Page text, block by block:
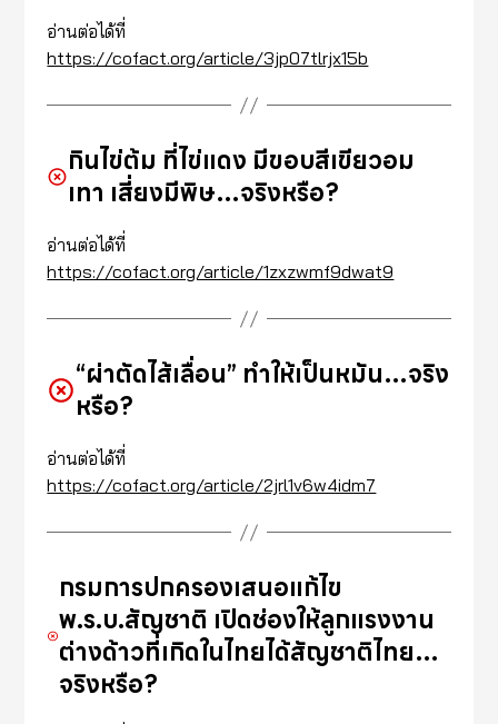
อ่านต่อได้ที่
https://cofact.org/article/3jp07tlrjx15b
กินไข่ต้ม ที่ไข่แดง มีขอบสีเขียวอม
เทา เสี่ยงมีพิษ…จริงหรือ?
อ่านต่อได้ที่
https://cofact.org/article/1zxzwmf9dwat9
“ผ่าตัดไส้เลื่อน” ทำให้เป็นหมัน…จริง
หรือ?
อ่านต่อได้ที่
https://cofact.org/article/2jrl1v6w4idm7
กรมการปกครองเสนอแก้ไข
พ.ร.บ.สัญชาติ เปิดช่องให้ลูกแรงงาน
ต่างด้าวที่เกิดในไทยได้สัญชาติไทย…
จริงหรือ?